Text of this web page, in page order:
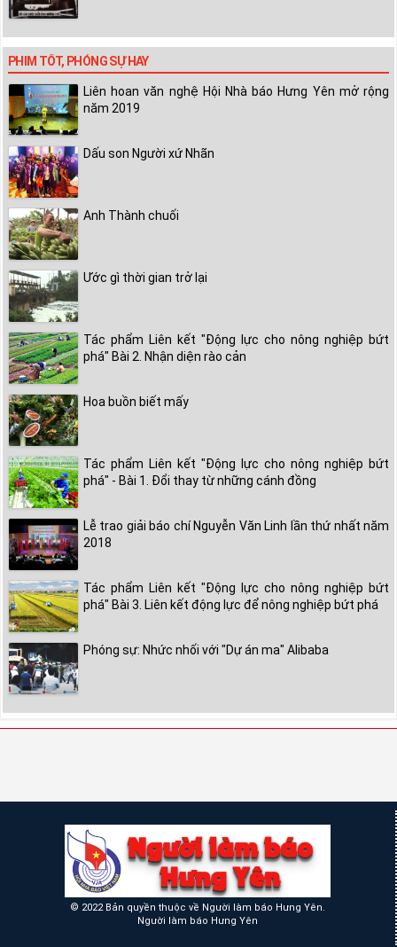
PHIM TỐT, PHÓNG SỰ HAY
Liên hoan văn nghệ Hội Nhà báo Hưng Yên mở rộng
năm 2019
Dấu son Người xứ Nhãn
Anh Thành chuối
Ước gì thời gian trở lại
Tác phẩm Liên kết "Động lực cho nông nghiệp bứt
phá" Bài 2. Nhận diện rào cản
Hoa buồn biết mấy
Tác phẩm Liên kết "Động lực cho nông nghiệp bứt
phá" - Bài 1. Đổi thay từ những cánh đồng
Lễ trao giải báo chí Nguyễn Văn Linh lần thứ nhất năm
2018
Tác phẩm Liên kết "Động lực cho nông nghiệp bứt
phá" Bài 3. Liên kết động lực để nông nghiệp bứt phá
Phóng sự: Nhức nhối với "Dự án ma" Alibaba
© 2022 Bản quyền thuộc về Người làm báo Hưng Yên.
Người làm báo Hưng Yên